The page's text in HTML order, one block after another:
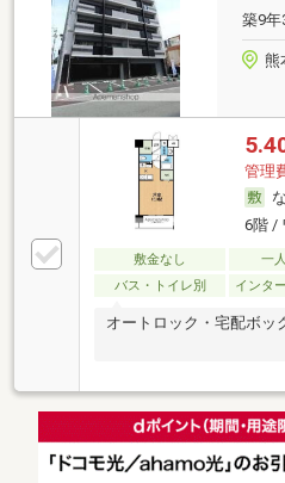
築9年
熊
管理
6階 /
敷金なし 一
バス・トイレ別
インタ
オートロック・宅配ボッ